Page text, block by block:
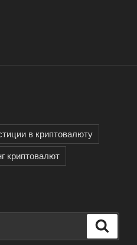
в криптовалюту
криптовалют